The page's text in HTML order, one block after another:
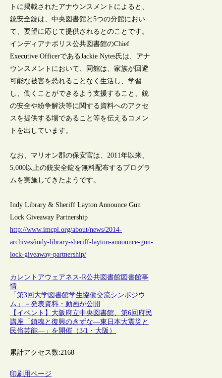
トに掲載されたアナウンスメントによると、
銃安全錠は、中央図書館と5つの分館におい
て、要望に応じて提供されるとのことです。
インディアナポリス公共図書館のChief
Executive OfficerであるJackie Nytes氏は、アナ
ウンスメントにおいて、同館は、家族が回避
可能な被害を恐れることなく生活し、学習
し、働くことができるよう支援すること、銃
の安全や紛争解決等に関する資料へのアクセ
スを提供する場であること等を伝えるコメン
トを出しています。
なお、マリオン郡の保安官は、2011年以来、
5,000以上の銃安全錠を無料配布するプログラ
ムを実施してきたようです。
Indy Library & Sheriff Layton Announce Gun
Lock Giveaway Partnership
http://www.imcpl.org/about/news/2014-
archives/indy-library-sheriff-layton-announce-gun-
lock-giveaway-partnership/
カレントアウェアネス-R公共図書館図書館事
情
「第3回大学図書館学生協働交流シンポジウ
ム」－発表資料・動画が公開
【イベント】大阪府立中央図書館、第6回府民
講座「鎮魂と復興のきずな―東日本大震災と
民俗芸能―」を開催（3/1・大阪）
累計アクセス数:2168
印刷用ページ